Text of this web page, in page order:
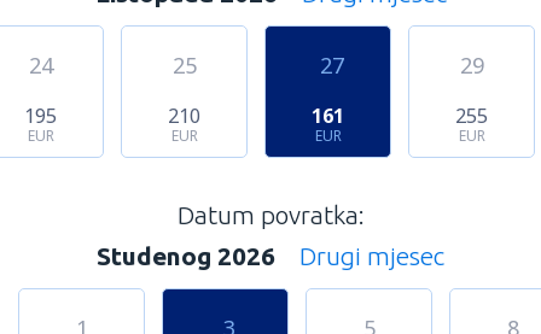
24
195
EUR
25
210
EUR
27
161
EUR
29
255
EUR
Datum povratka:
Studenog 2026
Drugi mjesec
1 3 5 8